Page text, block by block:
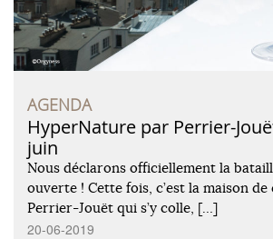
AGENDA
HyperNature par Perrier-
juin
Nous déclarons officiellement la
ouverte ! Cette fois, c’est la maison de
Perrier-Jouët qui s’y colle, […]
20-06-2019